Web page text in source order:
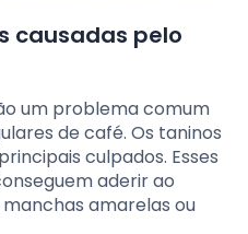
causadas pelo
um problema comum
de café. Os taninos
culpados. Esses
aderir ao
amarelas ou